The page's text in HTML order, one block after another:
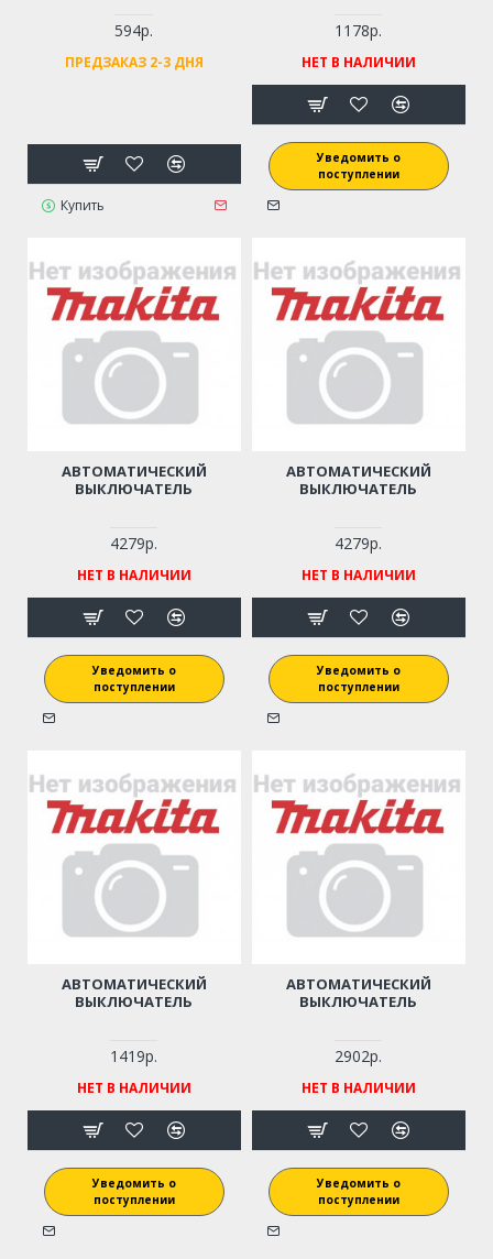
594р.
ПРЕДЗАКАЗ 2-3 ДНЯ
Купить
1178р.
НЕТ В НАЛИЧИИ
Уведомить о
поступлении
АВТОМАТИЧЕСКИЙ
ВЫКЛЮЧАТЕЛЬ
4279р.
НЕТ В НАЛИЧИИ
Уведомить о
поступлении
АВТОМАТИЧЕСКИЙ
ВЫКЛЮЧАТЕЛЬ
4279р.
НЕТ В НАЛИЧИИ
Уведомить о
поступлении
АВТОМАТИЧЕСКИЙ
ВЫКЛЮЧАТЕЛЬ
1419р.
НЕТ В НАЛИЧИИ
Уведомить о
поступлении
АВТОМАТИЧЕСКИЙ
ВЫКЛЮЧАТЕЛЬ
2902р.
НЕТ В НАЛИЧИИ
Уведомить о
поступлении